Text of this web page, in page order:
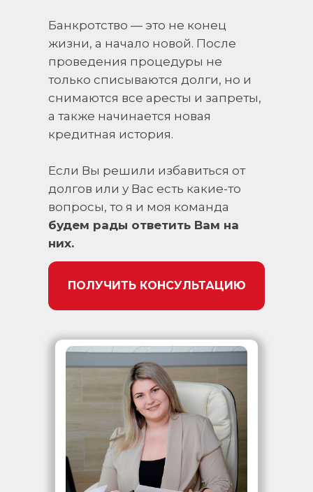
Банкротство — это не конец
жизни, а начало новой. После
проведения процедуры не
только списываются долги, но и
снимаются все аресты и запреты,
а также начинается новая
кредитная история.
Если Вы решили избавиться от
долгов или у Вас есть какие-то
вопросы, то я и моя команда
будем рады ответить Вам на
них.
ПОЛУЧИТЬ КОНСУЛЬТАЦИЮ